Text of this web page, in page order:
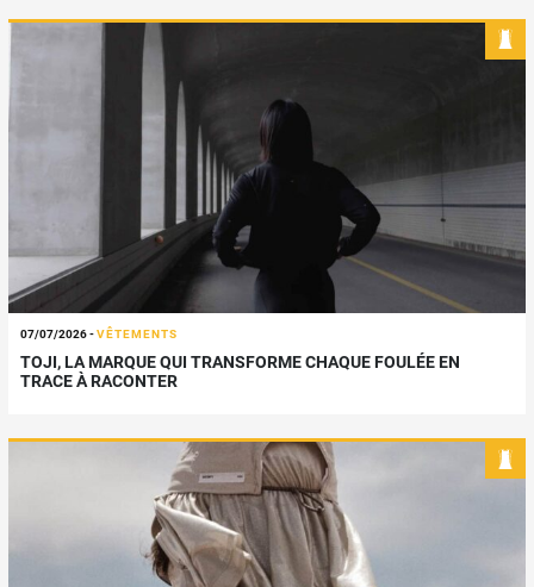
07/07/2026-VÊTEMENTS
TOJI, LA MARQUE QUI TRANSFORME CHAQUE FOULÉE EN
TRACE À RACONTER